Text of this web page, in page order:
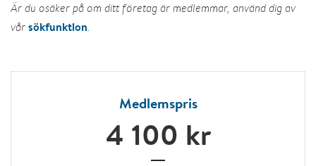
Medlemspris
4 100 kr
Är du osäker på om ditt företag är medlemmar, använd dig av
vårsökfunktion.